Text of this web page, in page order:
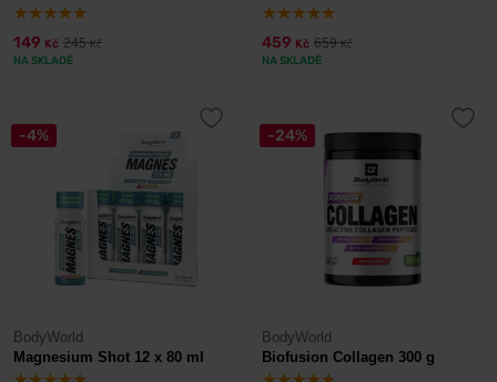
149 Kč 245Kč
NA SKLADĚ
459 Kč 659Kč
NA SKLADĚ
-4%
BodyWorld
Magnesium Shot 12 x 80 ml
-24%
BodyWorld
Biofusion Collagen 300 g